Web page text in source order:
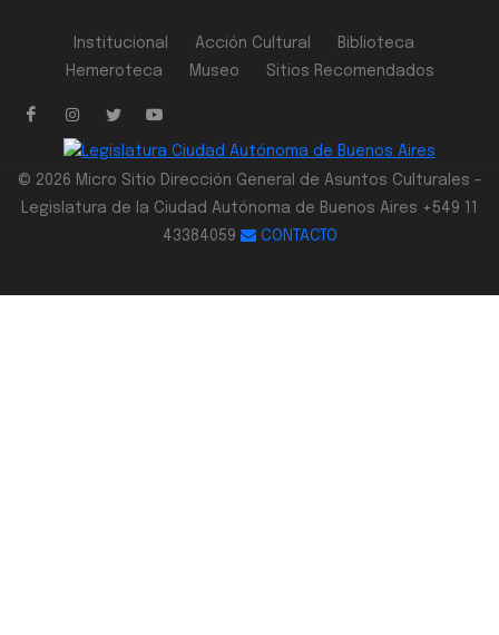
Institucional Acción Cultural
Biblioteca
Hemeroteca
Museo Sitios Recomendados
© 2026 Micro Sitio Dirección General de Asuntos Culturales -
Legislatura de la Ciudad Autónoma de Buenos Aires +549 11
43384059
CONTACTO